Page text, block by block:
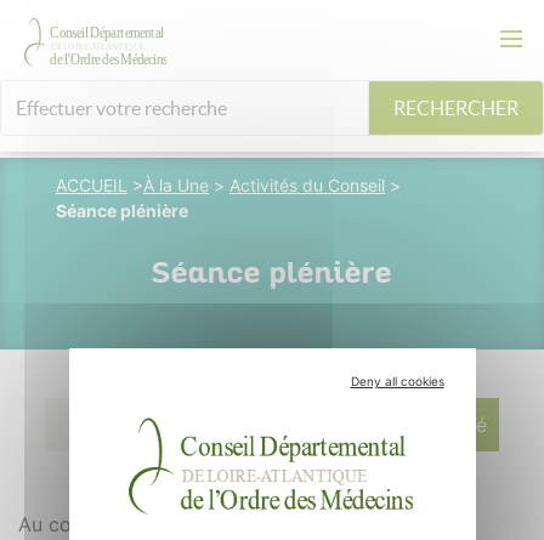
RECHERCHER
ACCUEIL >À la Une > Activités du Conseil >
Séance plénière
Séance plénière
02 avril 2015 M. Longuespé
Au cours du mois de mars 2015, le Conseil
Deny all cookies